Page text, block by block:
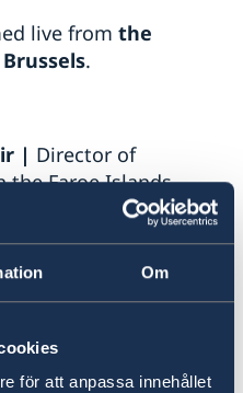
Om
för att anpassa innehållet
live from the
.
| Director of
the Faroe Islands.
and